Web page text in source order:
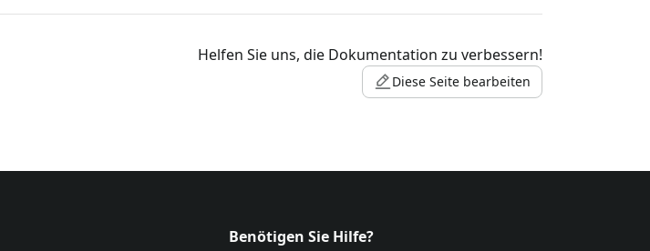
Helfen Sie uns, die Dokumentation zu verbessern!
Diese Seite bearbeiten
Benötigen Sie Hilfe?